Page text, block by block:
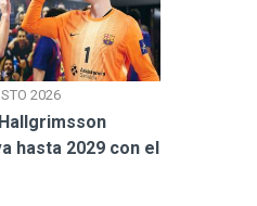
2026
hasta 2029 con el